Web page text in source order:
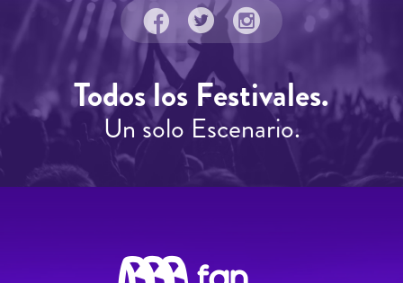
Todos los Festivales.
Un solo Escenario.